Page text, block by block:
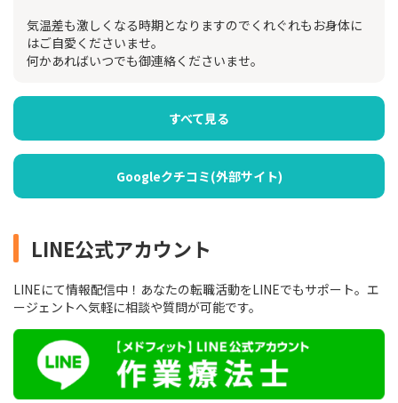
気温差も激しくなる時期となりますのでくれぐれもお身体に
はご自愛くださいませ。
何かあればいつでも御連絡くださいませ。
すべて見る
Googleクチコミ(外部サイト)
LINE公式アカウント
LINEにて情報配信中！あなたの転職活動をLINEでもサポート。エ
ージェントへ気軽に相談や質問が可能です。